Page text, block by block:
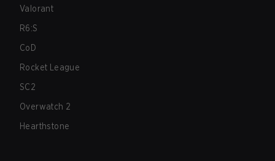
Valorant
R6:S
CoD
Rocket League
SC2
Overwatch 2
Hearthstone